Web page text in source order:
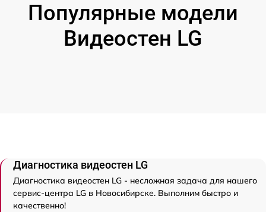
Популярные модели
Видеостен LG
Диагностика видеостен LG
Диагностика видеостен LG - несложная задача для нашего
сервис-центра LG в Новосибирске. Выполним быстро и
качественно!